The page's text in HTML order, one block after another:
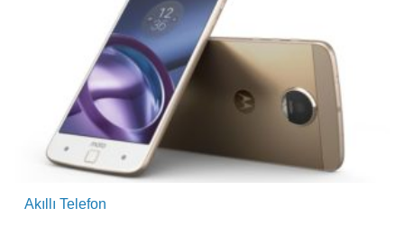
Akıllı Telefon